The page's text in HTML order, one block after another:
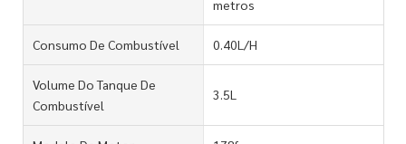
metros
Consumo De Combustível 0.40L/H
Volume Do Tanque De
Combustível
3.5L